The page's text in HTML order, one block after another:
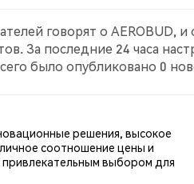
говорят о AEROBUD,
За последние 24 часа
было опубликовано 0
решения, высокое
соотношение цены и
привлекательным выбором для